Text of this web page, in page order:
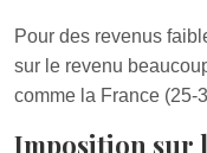
Pour des revenus
sur le revenu
comme la France (25-
Imposition sur